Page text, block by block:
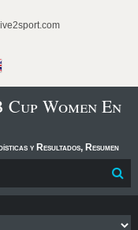
Women En
y Resultados, Resumen